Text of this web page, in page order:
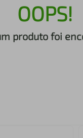
OOPS!
produto foi